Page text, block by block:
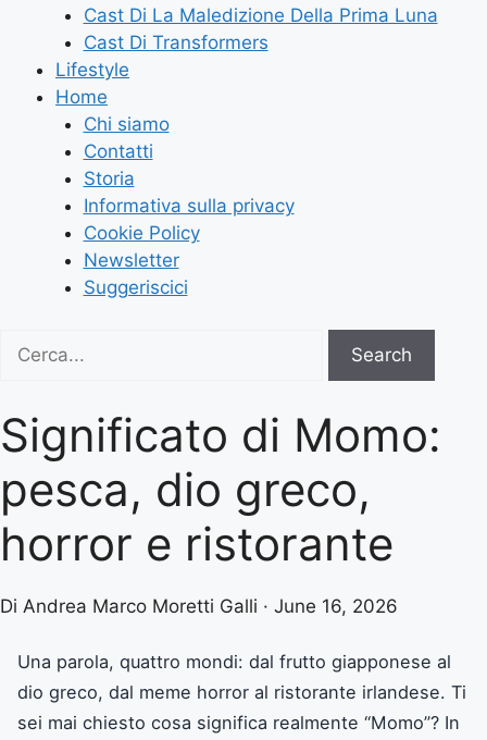
Cast Di La Maledizione Della Prima Luna
Cast Di Transformers
Lifestyle
Home
Chi siamo
Contatti
Storia
Informativa sulla privacy
Cookie Policy
Newsletter
Suggeriscici
for:
Search
Significato di Momo:
pesca, dio greco,
horror e ristorante
Di Andrea Marco Moretti Galli · June 16, 2026
Una parola, quattro mondi: dal frutto giapponese al
dio greco, dal meme horror al ristorante irlandese. Ti
sei mai chiesto cosa significa realmente “Momo”? In